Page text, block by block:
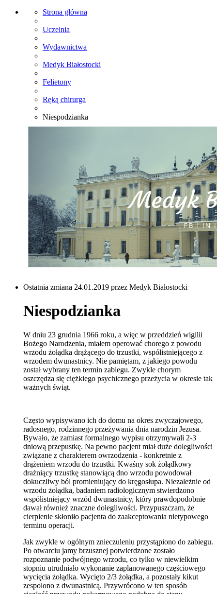
Strona główna
Uczelnia
Wydawnictwa
Medyk Białostocki
Felietony
Ręką chirurga
Niespodzianka
Ostatnia zmiana 24.01.2019 przez Medyk Białostocki
Niespodzianka
W dniu 23 grudnia 1966 roku, a więc w przeddzień wigilii
Bożego Narodzenia, miałem operować chorego z powodu
wrzodu żołądka drążącego do trzustki, współistniejącego z
wrzodem dwunastnicy. Nie pamiętam, z jakiego powodu
został wybrany ten termin zabiegu. Zwykle chorym
oszczędza się ciężkiego psychicznego przeżycia w okresie tak
ważnych świąt.
Często wypisywano ich do domu na okres zwyczajowego,
radosnego, rodzinnego przeżywania dnia narodzin Jezusa.
Bywało, że zamiast formalnego wypisu otrzymywali 2-3
dniową przepustkę. Na pewno pacjent miał duże dolegliwości
związane z charakterem owrzodzenia - konkretnie z
drążeniem wrzodu do trzustki. Kwaśny sok żołądkowy
drażniący trzustkę stanowiącą dno wrzodu powodował
dokuczliwy ból promieniujący do kręgosłupa. Niezależnie od
wrzodu żołądka, badaniem radiologicznym stwierdzono
współistniejący wrzód dwunastnicy, który prawdopodobnie
dawał również znaczne dolegliwości. Przypuszczam, że
cierpienie skłoniło pacjenta do zaakceptowania nietypowego
terminu operacji.
Jak zwykle w ogólnym znieczuleniu przystąpiono do zabiegu.
Po otwarciu jamy brzusznej potwierdzone zostało
rozpoznanie podwójnego wrzodu, co tylko w niewielkim
stopniu utrudniało wykonanie zaplanowanego częściowego
wycięcia żołądka. Wycięto 2/3 żołądka, a pozostały kikut
zespolono z dwunastnicą. Przywrócono w ten sposób